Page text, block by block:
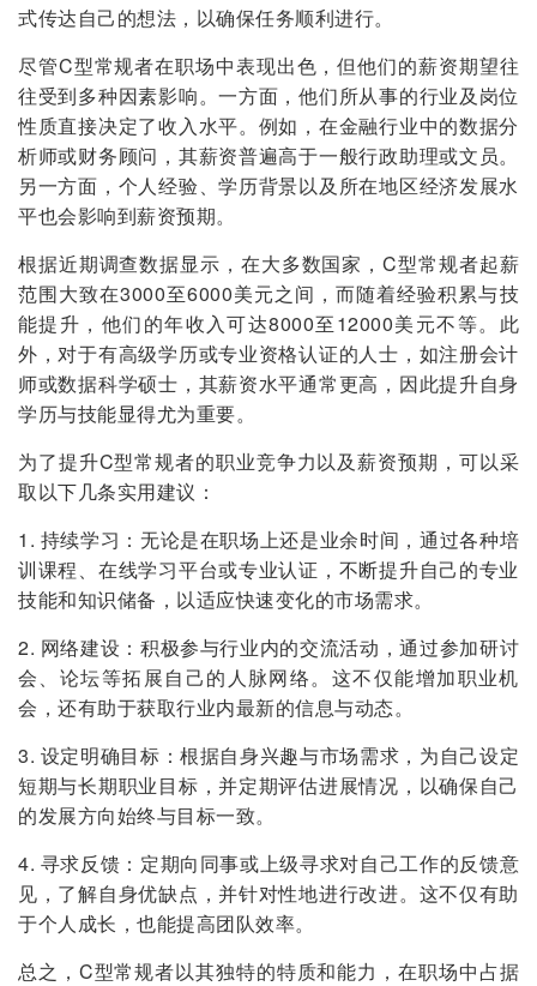
式传达自己的想法，以确保任务顺利进行。
尽管C型常规者在职场中表现出色，但他们的薪资期望往
往受到多种因素影响。一方面，他们所从事的行业及岗位
性质直接决定了收入水平。例如，在金融行业中的数据分
析师或财务顾问，其薪资普遍高于一般行政助理或文员。
另一方面，个人经验、学历背景以及所在地区经济发展水
平也会影响到薪资预期。
根据近期调查数据显示，在大多数国家，C型常规者起薪
范围大致在3000至6000美元之间，而随着经验积累与技
能提升，他们的年收入可达8000至12000美元不等。此
外，对于有高级学历或专业资格认证的人士，如注册会计
师或数据科学硕士，其薪资水平通常更高，因此提升自身
学历与技能显得尤为重要。
为了提升C型常规者的职业竞争力以及薪资预期，可以采
取以下几条实用建议：
1. 持续学习：无论是在职场上还是业余时间，通过各种培
训课程、在线学习平台或专业认证，不断提升自己的专业
技能和知识储备，以适应快速变化的市场需求。
2. 网络建设：积极参与行业内的交流活动，通过参加研讨
会、论坛等拓展自己的人脉网络。这不仅能增加职业机
会，还有助于获取行业内最新的信息与动态。
3. 设定明确目标：根据自身兴趣与市场需求，为自己设定
短期与长期职业目标，并定期评估进展情况，以确保自己
的发展方向始终与目标一致。
4. 寻求反馈：定期向同事或上级寻求对自己工作的反馈意
见，了解自身优缺点，并针对性地进行改进。这不仅有助
于个人成长，也能提高团队效率。
总之，C型常规者以其独特的特质和能力，在职场中占据